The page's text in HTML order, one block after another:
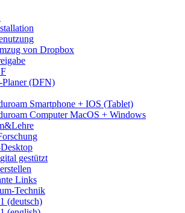
von Dropbox
Planer (DFN)
Smartphone + IOS (Tablet)
Computer MacOS + Windows
gestützt
Links
Technik
(deutsch)